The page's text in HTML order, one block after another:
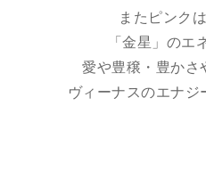
またピンク
「金星」のエ
愛や豊穣・豊かさ
ヴィーナスのエナ